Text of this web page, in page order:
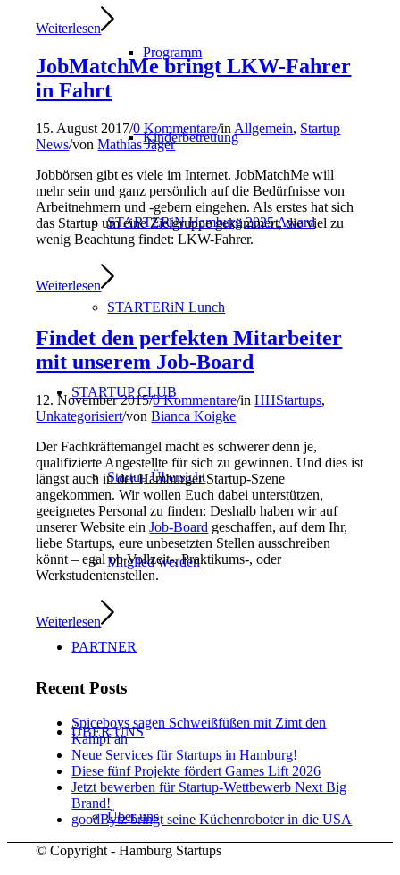
Programm
Kinderbetreuung
STARTERiN Hamburg 2025 Award
STARTERiN Lunch
STARTUP CLUB
Startup Übersicht
Mitglied werden
PARTNER
ÜBER UNS
Über uns
Weiterlesen
JobMatchMe bringt LKW-Fahrer
in Fahrt
15. August 2017/0 Kommentare/in Allgemein, Startup
News/vonMathias Jäger
Jobbörsen gibt es viele im Internet. JobMatchMe will
mehr sein und ganz persönlich auf die Bedürfnisse von
Arbeitnehmern und -gebern eingehen. Als erstes hat sich
das Startup um eine Zielgruppe gekümmert, die viel zu
wenig Beachtung findet: LKW-Fahrer.
Weiterlesen
Findet den perfekten Mitarbeiter
mit unserem Job-Board
12. November 2015/0 Kommentare/inHHStartups,
Unkategorisiert/vonBianca Koigke
Der Fachkräftemangel macht es schwerer denn je,
qualifizierte Angestellte für sich zu gewinnen. Und dies ist
längst auch in der Hamburger Startup-Szene
angekommen. Wir wollen Euch dabei unterstützen,
geeignetes Personal zu finden: Deshalb haben wir auf
unserer Website einJob-Board geschaffen, auf dem Ihr,
liebe Startups, eure unbesetzten Stellen ausschreiben
könnt – egal ob Vollzeit-, Praktikums-, oder
Werkstudentenstellen.
Weiterlesen
Recent Posts
Spiceboys sagen Schweißfüßen mit Zimt den
Kampf an
Neue Services für Startups in Hamburg!
Diese fünf Projekte fördert Games Lift 2026
Jetzt bewerben für Startup-Wettbewerb Next Big
Brand!
goodBytz bringt seine Küchenroboter in die USA
© Copyright - Hamburg Startups